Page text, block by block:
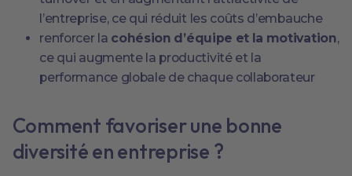
l’entreprise, ce qui réduit les coûts d’embauche
renforcer la cohésion d’équipe et la motivation,
ce qui augmente la productivité et la
performance globale de chaque collaborateur
Comment favoriser une bonne
diversité en entreprise ?